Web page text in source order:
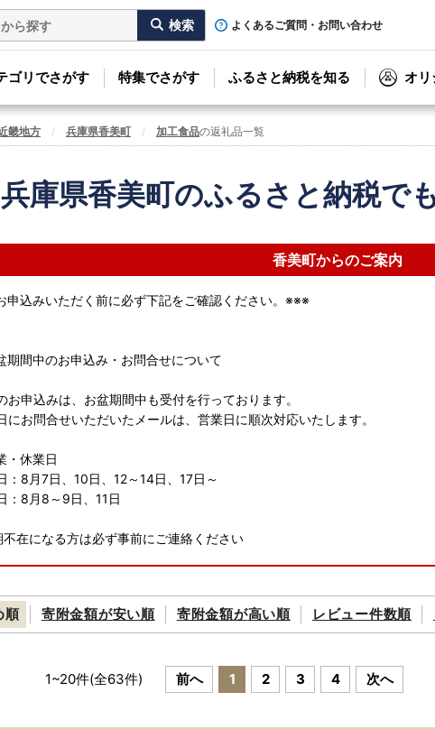
よくあるご質問・お問い合わせ
ゴリでさがす 特集でさがす ふるさと納税を知る オリ
畿地方 兵庫県香美町 加工食品の返礼品一覧
兵庫県香美町のふるさと納税で
香美町からのご案内
申込みいただく前に必ず下記をご確認ください。※※※
期間中のお申込み・お問合せについて
お申込みは、お盆期間中も受付を行っております。
にお問合せいただいたメールは、営業日に順次対応いたします。
・休業日
：8月7日、10日、12～14日、17日～
：8月8～9日、11日
在になる方は必ず事前にご連絡ください
のお届け時期は商品によって異なります。商品ページのお届け時期の目安
定の返礼品は、漁や収穫の状況により、発送時期が目安よりも大きくずれ
願いいたします。
、お届け時期の指定等のご要望につきましては対応いたしかねますのであ
順 寄附金額が安い順 寄附金額が高い順 レビュー件数順
1~20件(全63件) 前へ 1 2 3 4 次へ